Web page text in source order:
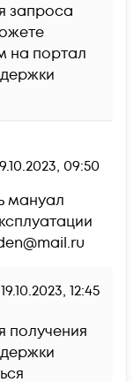
запроса
на портал
09:50
мануал
19.10.2023, 12:45
получения